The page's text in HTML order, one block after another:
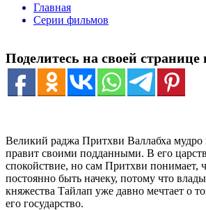
Главная
Серии фильмов
Поделитесь на своей странице
Великий раджа Притхви Валлабха мудро
правит своими подданными. В его
спокойствие, но сам Притхви понимает,
постоянно быть начеку, потому что
княжества Тайлап уже давно мечтает о
его государство.